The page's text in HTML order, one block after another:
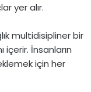
yer alır.
multidisipliner bir
içerir. İnsanların
için her